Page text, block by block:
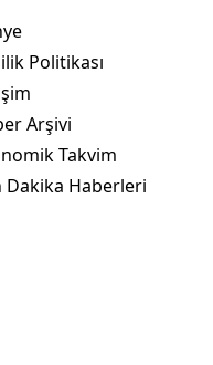
Politikası
Arşivi
Takvim
Dakika Haberleri